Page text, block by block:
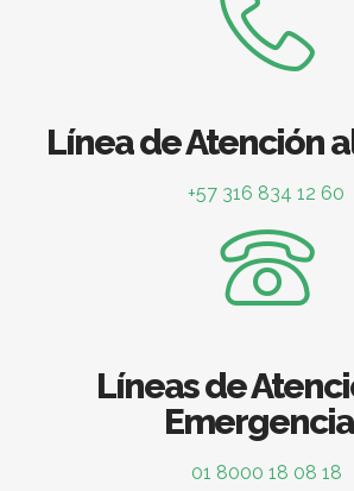
Línea de Atención
+57 316 834 12 60
Líneas de
01 8000 18 08 18